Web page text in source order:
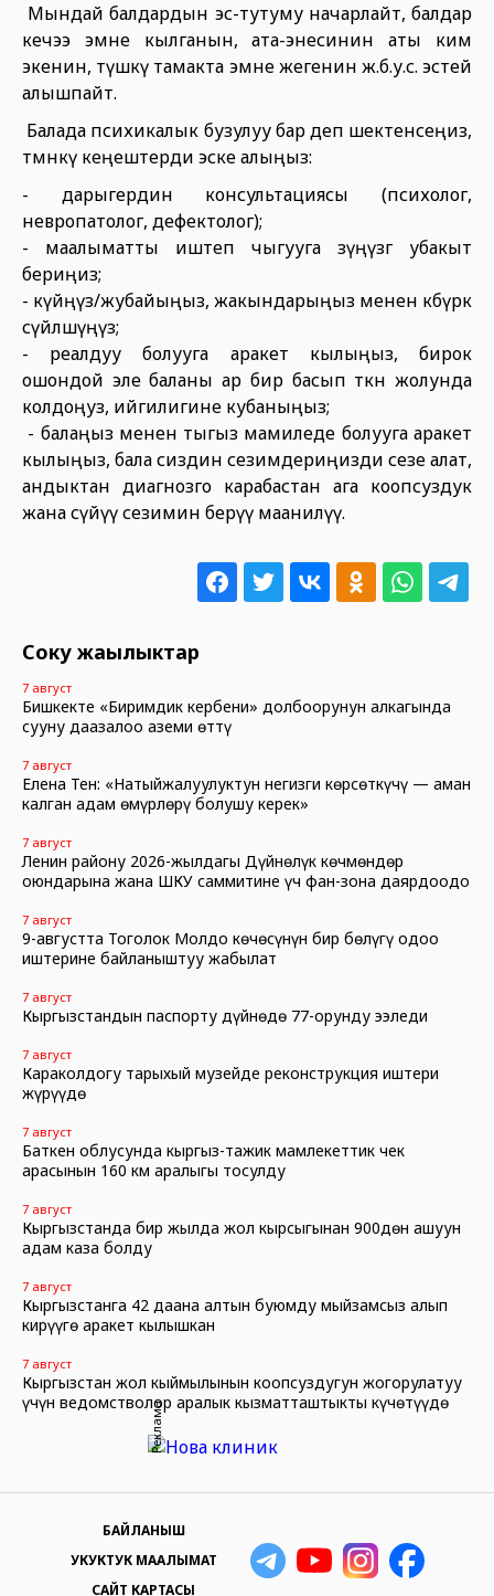
Мындай балдардын эс-тутуму начарлайт, балдар
кечээ эмне кылганын, ата-энесинин аты ким
экенин, түшкү тамакта эмне жегенин ж.б.у.с. эстей
алышпайт.
Балада психикалык бузулуу бар деп шектенсеңиз,
төмөнкү кеңештерди эске алыңыз:
- дарыгердин консультациясы (психолог,
невропатолог, дефектолог);
- маалыматты иштеп чыгууга өзүңүзгө убакыт
бериңиз;
- күйөөңүз/жубайыңыз, жакындарыңыз менен көбүрөөк
сүйлөшүңүз;
- реалдуу болууга аракет кылыңыз, бирок
ошондой эле баланы ар бир басып өткөн жолунда
колдоңуз, ийгилигине кубаныңыз;
- балаңыз менен тыгыз мамиледе болууга аракет
кылыңыз, бала сиздин сезимдериңизди сезе алат,
андыктан диагнозго карабастан ага коопсуздук
жана сүйүү сезимин берүү маанилүү.
Соңку жаңылыктар
7 август
Бишкекте «Биримдик кербени» долбоорунун алкагында
сууну даңазалоо аземи өттү
7 август
Елена Тен: «Натыйжалуулуктун негизги көрсөткүчү — аман
калган адам өмүрлөрү болушу керек»
7 август
Ленин району 2026-жылдагы Дүйнөлүк көчмөндөр
оюндарына жана ШКУ саммитине үч фан-зона даярдоодо
7 август
9-августта Тоголок Молдо көчөсүнүн бир бөлүгү оңдоо
иштерине байланыштуу жабылат
7 август
Кыргызстандын паспорту дүйнөдө 77-орунду ээледи
7 август
Караколдогу тарыхый музейде реконструкция иштери
жүрүүдө
7 август
Баткен облусунда кыргыз-тажик мамлекеттик чек
арасынын 160 км аралыгы тосулду
7 август
Кыргызстанда бир жылда жол кырсыгынан 900дөн ашуун
адам каза болду
7 август
Кыргызстанга 42 даана алтын буюмду мыйзамсыз алып
кирүүгө аракет кылышкан
7 август
Кыргызстан жол кыймылынын коопсуздугун жогорулатуу
үчүн ведомстволор аралык кызматташтыкты күчөтүүдө
Реклама
БАЙЛАНЫШ
УКУКТУК МААЛЫМАТ
САЙТ КАРТАСЫ